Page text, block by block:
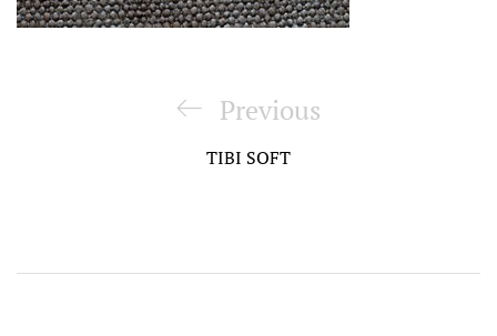
Previous
Post
Previous
TIBI SOFT